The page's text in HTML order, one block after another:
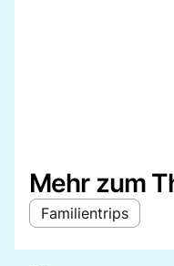
Mehr zum
Familientrips